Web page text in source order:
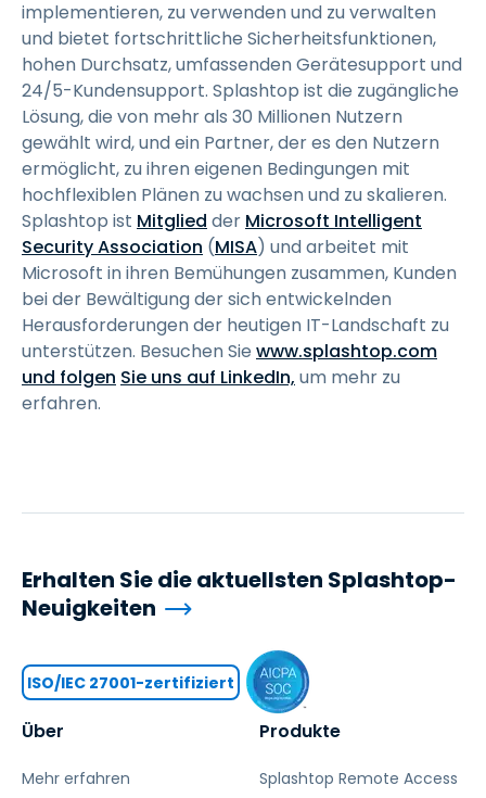
implementieren, zu verwenden und zu verwalten
und bietet fortschrittliche Sicherheitsfunktionen,
hohen Durchsatz, umfassenden Gerätesupport und
24/5-Kundensupport. Splashtop ist die zugängliche
Lösung, die von mehr als 30 Millionen Nutzern
gewählt wird, und ein Partner, der es den Nutzern
ermöglicht, zu ihren eigenen Bedingungen mit
hochflexiblen Plänen zu wachsen und zu skalieren.
Splashtop ist Mitglied der Microsoft Intelligent
Security Association (MISA) und arbeitet mit
Microsoft in ihren Bemühungen zusammen, Kunden
bei der Bewältigung der sich entwickelnden
Herausforderungen der heutigen IT-Landschaft zu
unterstützen. Besuchen Sie www.splashtop.com
und folgen Sie uns auf LinkedIn, um mehr zu
erfahren.
Über
Mehr erfahren
Produkte
Splashtop Remote Access
Erhalten Sie die aktuellsten Splashtop-
Neuigkeiten
ISO/IEC 27001-zertifiziert